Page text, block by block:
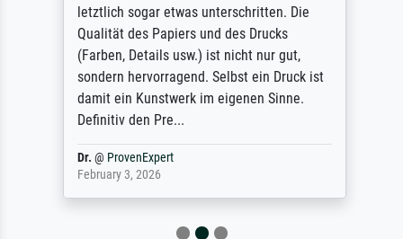
letztlich sogar etwas unterschritten. Die
Qualität des Papiers und des Drucks
(Farben, Details usw.) ist nicht nur gut,
sondern hervorragend. Selbst ein Druck ist
damit ein Kunstwerk im eigenen Sinne.
Definitiv den Pre...
Dr.@ ProvenExpert
February 3, 2026